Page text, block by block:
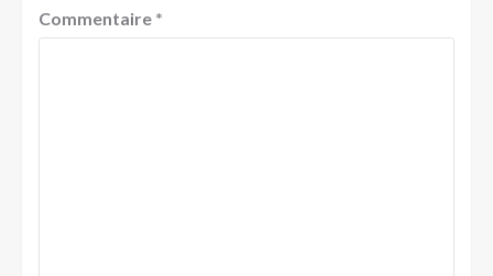
Commentaire *